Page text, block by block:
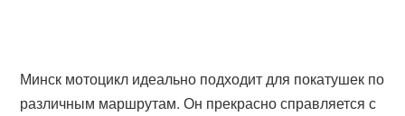
Минск мотоцикл идеально подходит для покатушек по
различным маршрутам. Он прекрасно справляется с